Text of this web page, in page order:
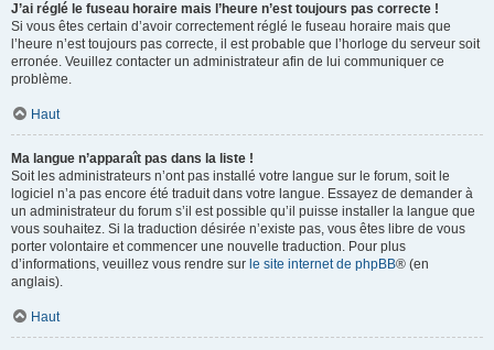
J’ai réglé le fuseau horaire mais l’heure n’est toujours pas correcte !
Si vous êtes certain d’avoir correctement réglé le fuseau horaire mais que
l’heure n’est toujours pas correcte, il est probable que l’horloge du serveur soit
erronée. Veuillez contacter un administrateur afin de lui communiquer ce
problème.
Haut
Ma langue n’apparaît pas dans la liste !
Soit les administrateurs n’ont pas installé votre langue sur le forum, soit le
logiciel n’a pas encore été traduit dans votre langue. Essayez de demander à
un administrateur du forum s’il est possible qu’il puisse installer la langue que
vous souhaitez. Si la traduction désirée n’existe pas, vous êtes libre de vous
porter volontaire et commencer une nouvelle traduction. Pour plus
d’informations, veuillez vous rendre sur le site internet de phpBB® (en
anglais).
Haut